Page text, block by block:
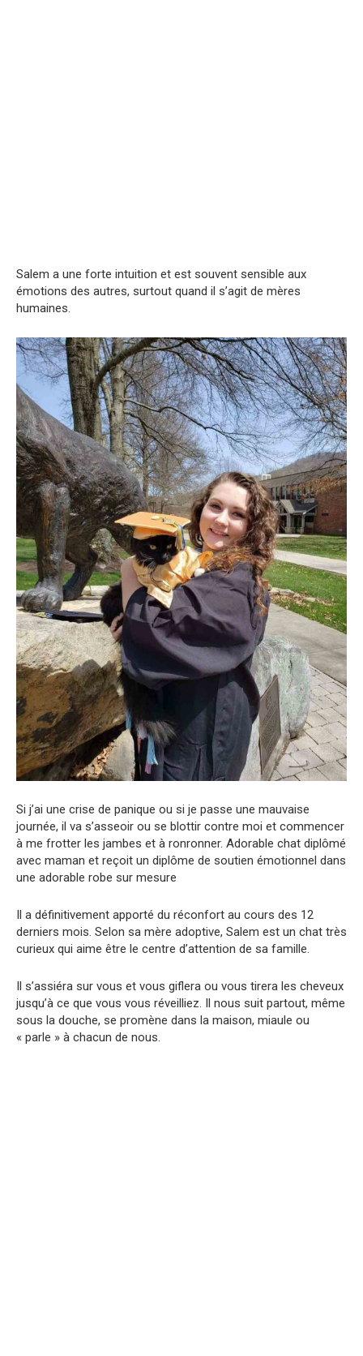
Salem a une forte intuition et est souvent sensible aux
émotions des autres, surtout quand il s’agit de mères
humaines.
Si j’ai une crise de panique ou si je passe une mauvaise
journée, il va s’asseoir ou se blottir contre moi et commencer
à me frotter les jambes et à ronronner. Adorable chat diplômé
avec maman et reçoit un diplôme de soutien émotionnel dans
une adorable robe sur mesure
Il a définitivement apporté du réconfort au cours des 12
derniers mois. Selon sa mère adoptive, Salem est un chat très
curieux qui aime être le centre d’attention de sa famille.
Il s’assiéra sur vous et vous giflera ou vous tirera les cheveux
jusqu’à ce que vous vous réveilliez. Il nous suit partout, même
sous la douche, se promène dans la maison, miaule ou
« parle » à chacun de nous.